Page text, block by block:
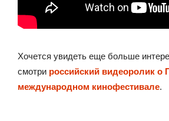
Хочется увидеть еще больше
смотри российский видеоролик о
международном кинофестивале.